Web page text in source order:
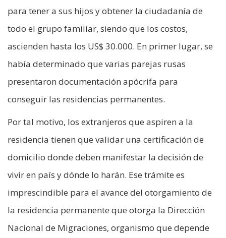
para tener a sus hijos y obtener la ciudadanía de
todo el grupo familiar, siendo que los costos,
ascienden hasta los US$ 30.000. En primer lugar, se
había determinado que varias parejas rusas
presentaron documentación apócrifa para
conseguir las residencias permanentes.
Por tal motivo, los extranjeros que aspiren a la
residencia tienen que validar una certificación de
domicilio donde deben manifestar la decisión de
vivir en país y dónde lo harán. Ese trámite es
imprescindible para el avance del otorgamiento de
la residencia permanente que otorga la Dirección
Nacional de Migraciones, organismo que depende